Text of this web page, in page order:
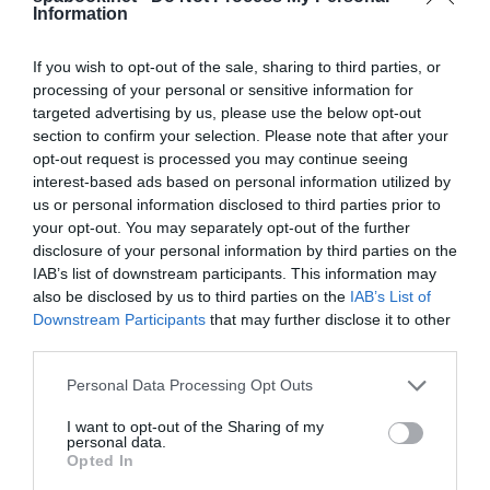
Information
If you wish to opt-out of the sale, sharing to third parties, or
processing of your personal or sensitive information for
targeted advertising by us, please use the below opt-out
section to confirm your selection. Please note that after your
opt-out request is processed you may continue seeing
interest-based ads based on personal information utilized by
us or personal information disclosed to third parties prior to
your opt-out. You may separately opt-out of the further
disclosure of your personal information by third parties on the
IAB’s list of downstream participants. This information may
also be disclosed by us to third parties on the IAB’s List of
Downstream Participants that may further disclose it to other
Please note that this website/app uses one or more Google
not limited to your visit or usage behaviour. You may click to
grant or deny consent to Google and its third-party tags to
use your data for below specified purposes in below Google
Personal Data Processing Opt Outs
I want to opt-out of the Sharing of my
personal data.
Opted In
vendégéjszaka számok. Az év első hete átlag feletti
nagy érdeklődés mutatkozik.
Persze minden relatív, ugyanis a most kedvezőnek
ítélt adatok azt jelentik, hogy 50 százalék körüli a
sárvári szállodák januári foglaltsága. Innen még
bőven van tér fejlődésre, de egyelőre örüljünk annak,
hogy a kaotikus korona helyzet stabilizálódni látszik
és így a vendégszám már stabilan az értékelhető
szinten van.
Ha nem szeretnél lemaradni a turizmus világának
híreiről, akkor Neked szól azUtazás hírek
csoport.
Ha útleírások, szállás vélemények is érdekelnek,